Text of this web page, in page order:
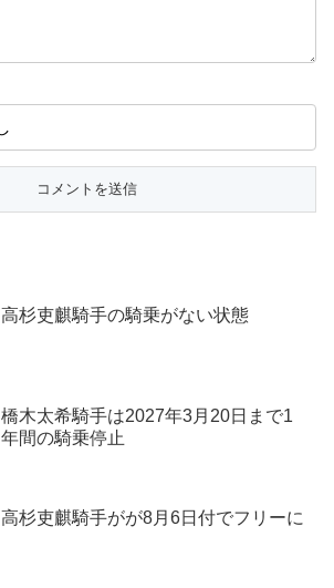
高杉吏麒騎手の騎乗がない状態
橋木太希騎手は2027年3月20日まで1
年間の騎乗停止
高杉吏麒騎手がが8月6日付でフリーに